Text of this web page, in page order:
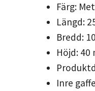
Färg:
Längd:
Bredd:
Höjd: 40
Inre